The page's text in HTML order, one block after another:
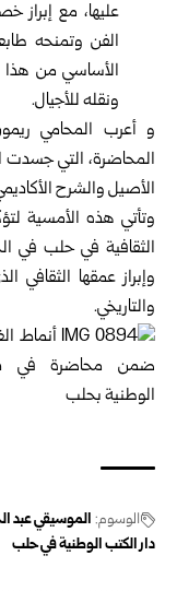
عليها، مع إبراز
الفن وتمنحه
الأساسي من هذا
ونقله للأجيال.
و أعرب المحامي
المحاضرة، التي جسدت
الأصيل والشرح
وتأتي هذه الأمسية
الثقافية في حلب في
وإبراز عمقها
والتاريخي.
الوسوم:الموسيقي عبد
دار الكتب الوطنية في حلب